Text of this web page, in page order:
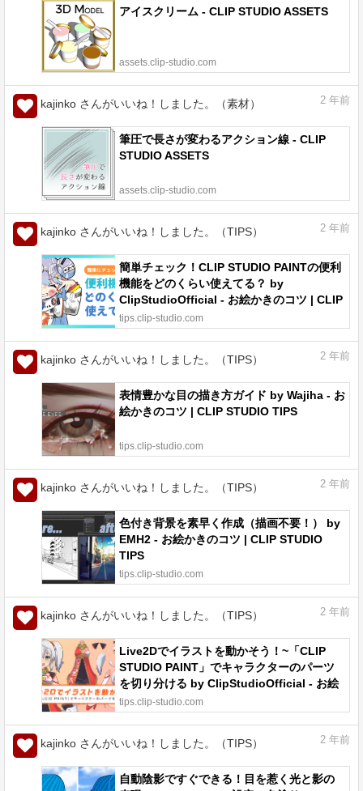
アイスクリーム - CLIP STUDIO ASSETS
assets.clip-studio.com
kajinko さんがいいね！しました。（素材） 2 年前
筆圧で長さが変わるアクション線 - CLIP
STUDIO ASSETS
assets.clip-studio.com
kajinko さんがいいね！しました。（TIPS） 2 年前
簡単チェック！CLIP STUDIO PAINTの便利
機能をどのくらい使えてる？ by
ClipStudioOfficial - お絵かきのコツ | CLIP
STUDIO TIPS
tips.clip-studio.com
kajinko さんがいいね！しました。（TIPS） 2 年前
表情豊かな目の描き方ガイド by Wajiha - お
絵かきのコツ | CLIP STUDIO TIPS
tips.clip-studio.com
kajinko さんがいいね！しました。（TIPS） 2 年前
色付き背景を素早く作成（描画不要！） by
EMH2 - お絵かきのコツ | CLIP STUDIO
TIPS
tips.clip-studio.com
kajinko さんがいいね！しました。（TIPS） 2 年前
Live2Dでイラストを動かそう！~「CLIP
STUDIO PAINT」でキャラクターのパーツ
を切り分ける by ClipStudioOfficial - お絵
かきのコツ | CLIP STUDIO TIPS
tips.clip-studio.com
kajinko さんがいいね！しました。（TIPS） 2 年前
自動陰影ですぐできる！目を惹く光と影の